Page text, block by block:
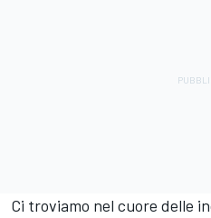
Ci troviamo nel cuore delle